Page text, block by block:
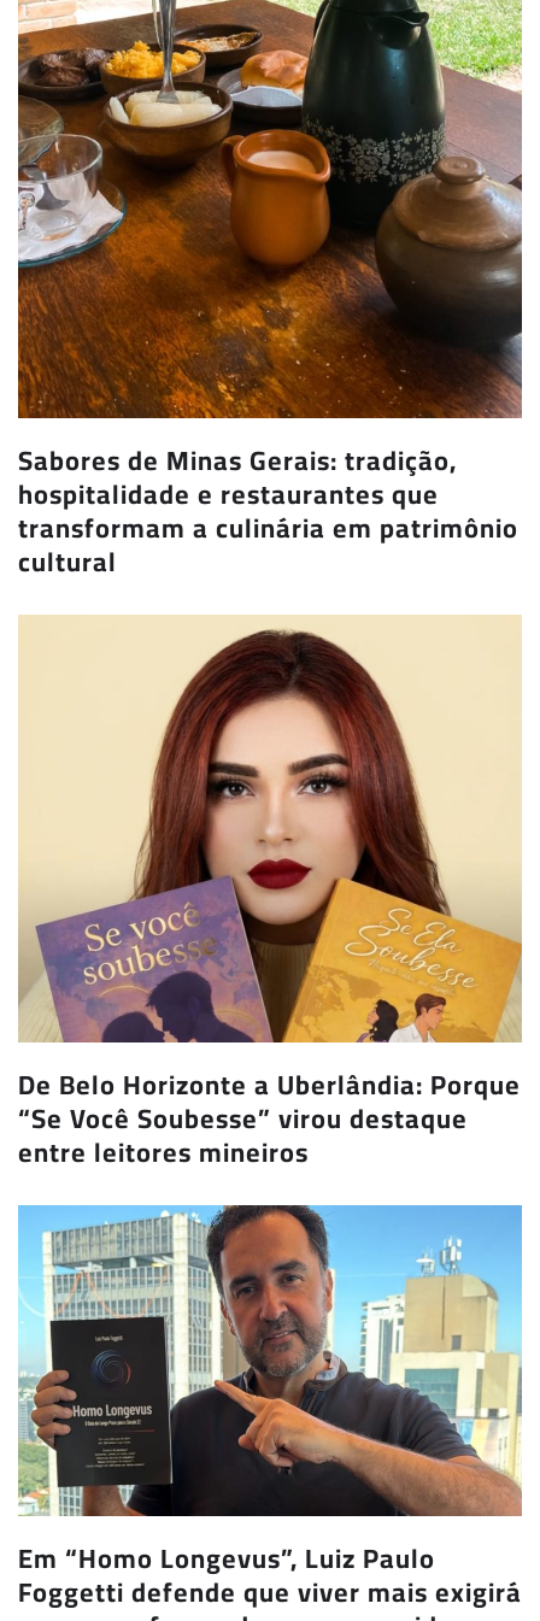
Sabores de Minas Gerais: tradição,
hospitalidade e restaurantes que
transformam a culinária em patrimônio
cultural
De Belo Horizonte a Uberlândia: Porque
“Se Você Soubesse” virou destaque
entre leitores mineiros
Em “Homo Longevus”, Luiz Paulo
Foggetti defende que viver mais exigirá